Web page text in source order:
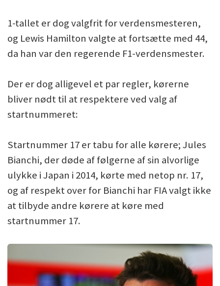
1-tallet er dog valgfrit for verdensmesteren,
og Lewis Hamilton valgte at fortsætte med 44,
da han var den regerende F1-verdensmester.
Der er dog alligevel et par regler, kørerne
bliver nødt til at respektere ved valg af
startnummeret:
Startnummer 17 er tabu for alle kørere; Jules
Bianchi, der døde af følgerne af sin alvorlige
ulykke i Japan i 2014, kørte med netop nr. 17,
og af respekt over for Bianchi har FIA valgt ikke
at tilbyde andre kørere at køre med
startnummer 17.